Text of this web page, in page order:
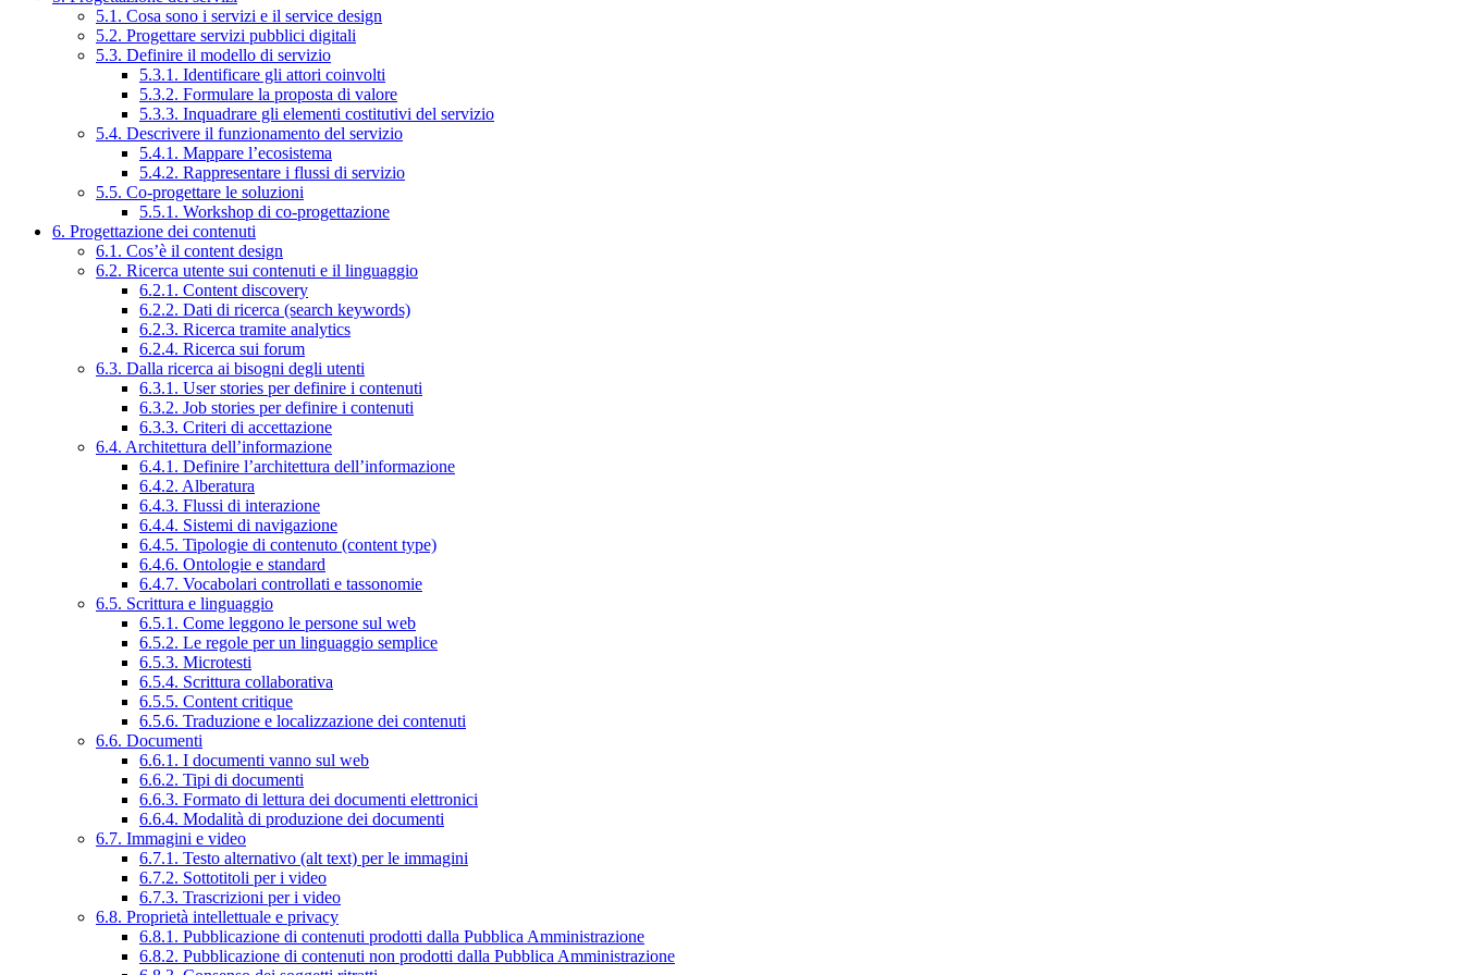
5.1. Cosa sono i servizi e il service design
5.2. Progettare servizi pubblici digitali
5.3. Definire il modello di servizio
5.3.1. Identificare gli attori coinvolti
5.3.2. Formulare la proposta di valore
5.3.3. Inquadrare gli elementi costitutivi del servizio
5.4. Descrivere il funzionamento del servizio
5.4.1. Mappare l’ecosistema
5.4.2. Rappresentare i flussi di servizio
5.5. Co-progettare le soluzioni
5.5.1. Workshop di co-progettazione
6. Progettazione dei contenuti
6.1. Cos’è il content design
6.2. Ricerca utente sui contenuti e il linguaggio
6.2.1. Content discovery
6.2.2. Dati di ricerca (search keywords)
6.2.3. Ricerca tramite analytics
6.2.4. Ricerca sui forum
6.3. Dalla ricerca ai bisogni degli utenti
6.3.1. User stories per definire i contenuti
6.3.2. Job stories per definire i contenuti
6.3.3. Criteri di accettazione
6.4. Architettura dell’informazione
6.4.1. Definire l’architettura dell’informazione
6.4.2. Alberatura
6.4.3. Flussi di interazione
6.4.4. Sistemi di navigazione
6.4.5. Tipologie di contenuto (content type)
6.4.6. Ontologie e standard
6.4.7. Vocabolari controllati e tassonomie
6.5. Scrittura e linguaggio
6.5.1. Come leggono le persone sul web
6.5.2. Le regole per un linguaggio semplice
6.5.3. Microtesti
6.5.4. Scrittura collaborativa
6.5.5. Content critique
6.5.6. Traduzione e localizzazione dei contenuti
6.6. Documenti
6.6.1. I documenti vanno sul web
6.6.2. Tipi di documenti
6.6.3. Formato di lettura dei documenti elettronici
6.6.4. Modalità di produzione dei documenti
6.7. Immagini e video
6.7.1. Testo alternativo (alt text) per le immagini
6.7.2. Sottotitoli per i video
6.7.3. Trascrizioni per i video
6.8. Proprietà intellettuale e privacy
6.8.1. Pubblicazione di contenuti prodotti dalla Pubblica Amministrazione
6.8.2. Pubblicazione di contenuti non prodotti dalla Pubblica Amministrazione